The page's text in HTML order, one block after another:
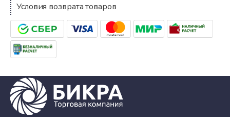
Условия возврата товаров